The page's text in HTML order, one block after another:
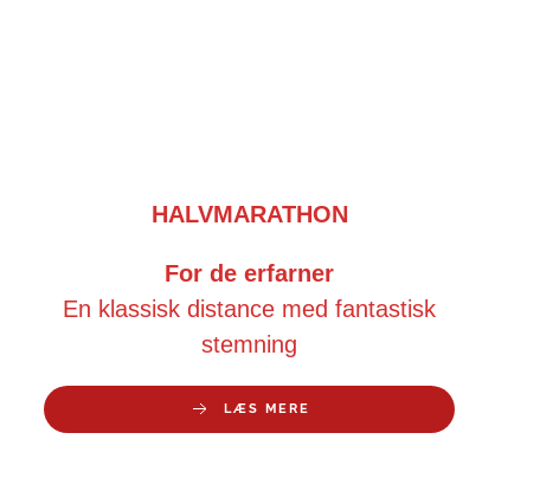
HALVMARATHON
For de erfarner
En klassisk distance med fantastisk
stemning
LÆS MERE